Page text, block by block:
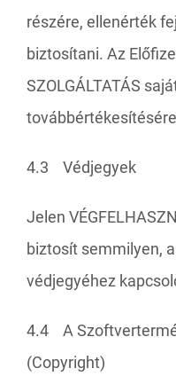
részére, ellenérték
biztosítani. Az
SZOLGÁLTATÁS
4.3 Védjegyek
Jelen
biztosít semmilyen,
védjegyéhez
4.4 A
(Copyright)